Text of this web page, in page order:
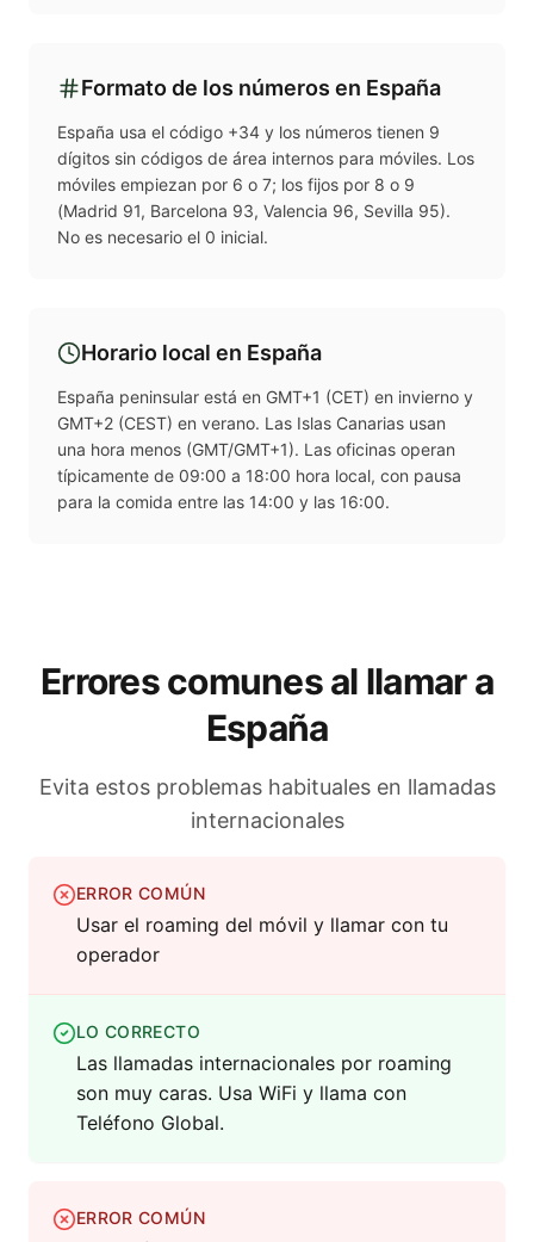
Formato de los números en España
España usa el código +34 y los números tienen 9
dígitos sin códigos de área internos para móviles. Los
móviles empiezan por 6 o 7; los fijos por 8 o 9
(Madrid 91, Barcelona 93, Valencia 96, Sevilla 95).
No es necesario el 0 inicial.
Horario local en España
España peninsular está en GMT+1 (CET) en invierno y
GMT+2 (CEST) en verano. Las Islas Canarias usan
una hora menos (GMT/GMT+1). Las oficinas operan
típicamente de 09:00 a 18:00 hora local, con pausa
para la comida entre las 14:00 y las 16:00.
Errores comunes al llamar a
España
Evita estos problemas habituales en llamadas
internacionales
ERROR COMÚN
Usar el roaming del móvil y llamar con tu
operador
LO CORRECTO
Las llamadas internacionales por roaming
son muy caras. Usa WiFi y llama con
Teléfono Global.
ERROR COMÚN